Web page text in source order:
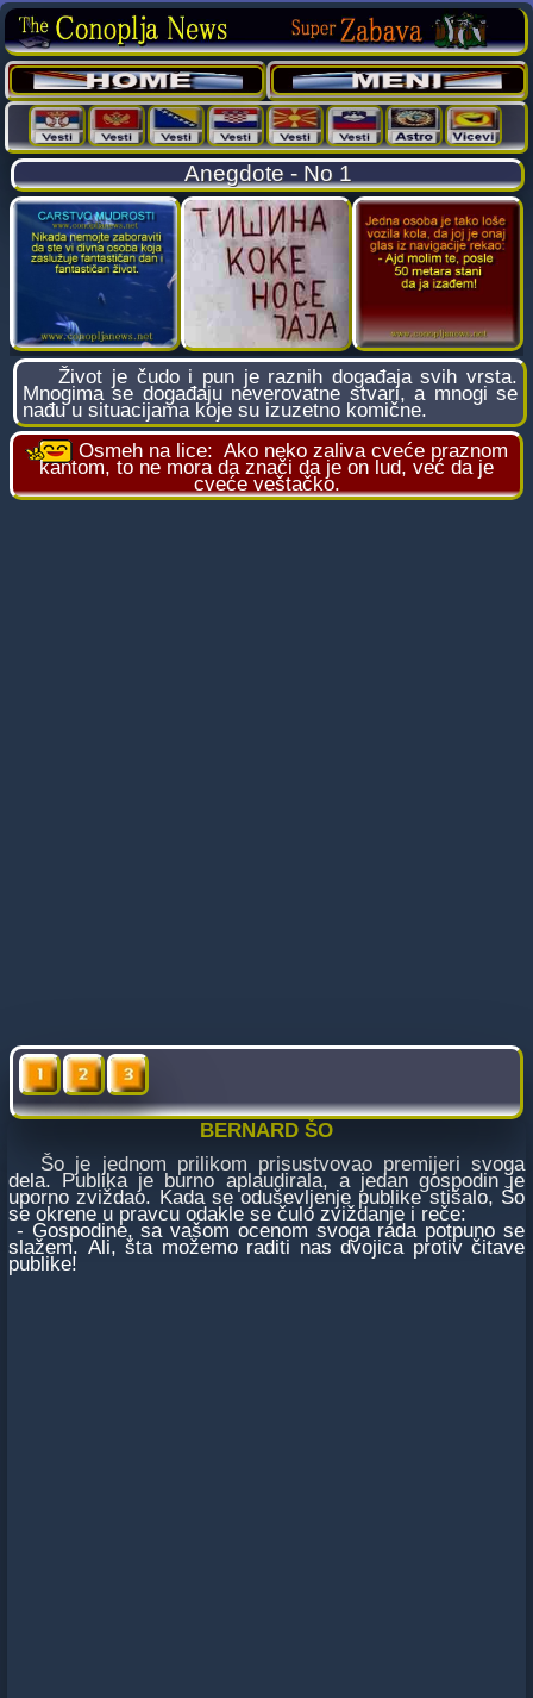
Anegdote - No 1
Život je čudo i pun je raznih događaja svih vrsta.
Mnogima se događaju neverovatne stvari, a mnogi se
nađu u situacijama koje su izuzetno komične.
Osmeh na lice: Ako neko zaliva cveće praznom
kantom, to ne mora da znači da je on lud, već da je
cveće veštačko.
BERNARD ŠO
Šo je jednom prilikom prisustvovao premijeri svoga
dela. Publika je burno aplaudirala, a jedan gospodin je
uporno zviždao. Kada se oduševljenje publike stišalo, Šo
se okrene u pravcu odakle se čulo zviždanje i reče:
- Gospodine, sa vašom ocenom svoga rada potpuno se
slažem. Ali, šta možemo raditi nas dvojica protiv čitave
publike!